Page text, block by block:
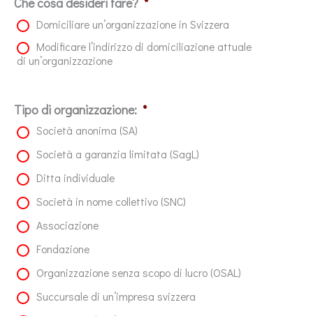
Domiciliare un’organizzazione in Svizzera
Modificare l’indirizzo di domiciliazione attuale
di un’organizzazione
Tipo di organizzazione: *
Società anonima (SA)
Società a garanzia limitata (SagL)
Ditta individuale
Società in nome collettivo (SNC)
Associazione
Fondazione
Organizzazione senza scopo di lucro (OSAL)
Succursale di un’impresa svizzera